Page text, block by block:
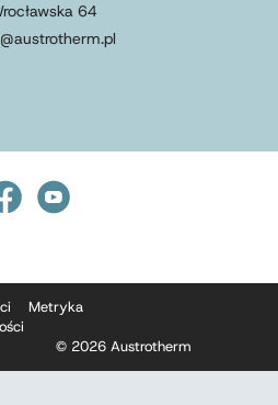
64
@austrotherm.pl
Metryka
© 2026 Austrotherm